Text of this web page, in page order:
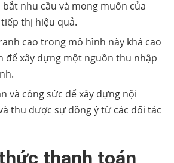
nhu cầu và mong muốn của
thị hiệu quả.
cao trong mô hình này khá cao
để xây dựng một nguồn thu nhập
và công sức để xây dựng nội
thu được sự đồng ý từ các đối tác
thanh toán